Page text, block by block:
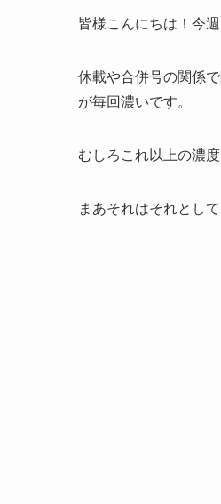
皆様こんにちは！今
休載や合併号の関係
が毎回濃いです。
むしろこれ以上の濃
まあそれはそれとし